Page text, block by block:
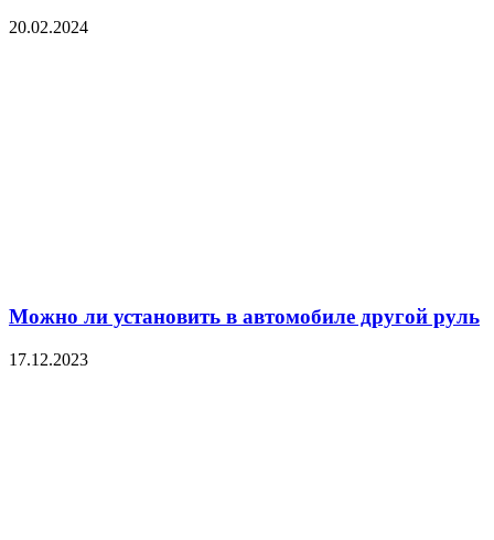
20.02.2024
Можно ли установить в автомобиле другой руль
17.12.2023